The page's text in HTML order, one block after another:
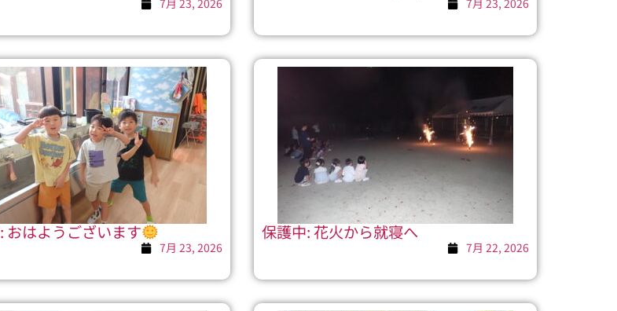
7月 23, 2026 7月 23, 2026
おはようございます
7月 23, 2026
保護中: 花火から就寝へ
7月 22, 2026